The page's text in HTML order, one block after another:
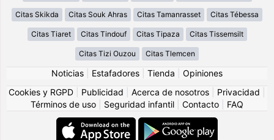
Citas Skikda Citas Souk Ahras Citas Tamanrasset Citas Tébessa
Citas Tiaret Citas Tindouf Citas Tipaza Citas Tissemsilt
Citas Tizi Ouzou Citas Tlemcen
Noticias Estafadores Tienda
Opiniones
Cookies y RGPD
Publicidad Acerca de nosotros Privacidad
Términos de uso
Seguridad infantil Contacto FAQ